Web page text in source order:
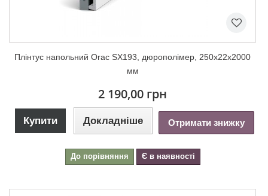
Плінтус напольний Orac SX193, дюрополімер, 250х22х2000
мм
2 190,00 грн
Купити Докладніше Отримати знижку
До порівняння Є в наявності